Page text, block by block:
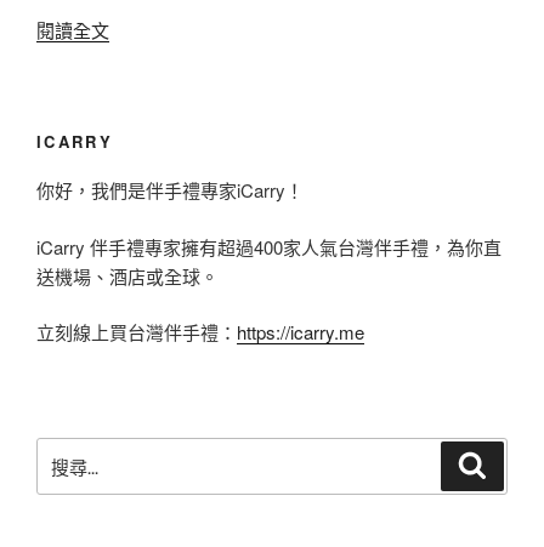
聖
防
寒
薦
隆
重
暖
閱讀全文〈
到
2
0
1
補
ICARRY
你好，我們是伴手禮專家iCarry！
iCarry 伴手禮專家擁有超過400家人氣台灣伴手禮，為你直
送機場、酒店或全球。
立刻線上買台灣伴手禮： https://icarry.me
尋